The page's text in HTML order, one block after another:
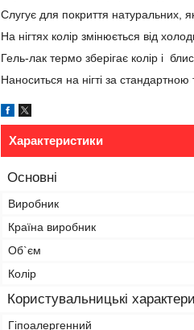
Слугує для покриття натуральних, як
На нігтях колір змінюється від
Гель-лак термо зберігає колір і
Наноситься на нігті за
Характеристики
Основні
Виробник
Країна виробник
Об`єм
Колір
Користувальницькі
Гіпоалергенний